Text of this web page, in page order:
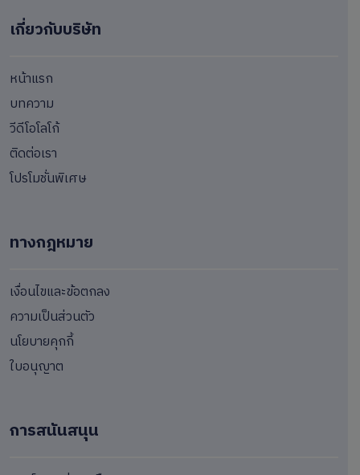
เกี่ยวกับบริษัท
หน้าแรก
บทความ
วีดีโอโลโก้
ติดต่อเรา
โปรโมชั่นพิเศษ
ทางกฎหมาย
เงื่อนไขและข้อตกลง
ความเป็นส่วนตัว
นโยบายคุกกี้
ใบอนุญาต
การสนันสนุน